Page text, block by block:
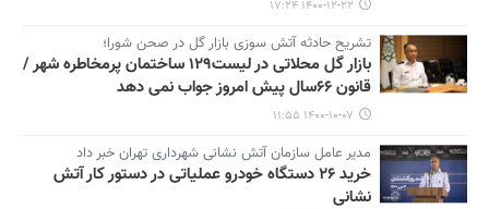
۱۴۰۰-۱۲-۲۲ ۱۷:۲۴
تشریح حادثه آتش سوزی بازار گل در صحن شورا؛
بازار گل محلاتی در لیست۱۲۹ ساختمان پرمخاطره شهر /
قانون ۶۶سال پیش امروز جواب نمی دهد
۱۴۰۰-۱۰-۰۷ ۱۱:۵۵
مدیر عامل سازمان آتش نشانی شهرداری تهران خبر داد
خرید ۲۶ دستگاه خودرو عملیاتی در دستور کار آتش
نشانی